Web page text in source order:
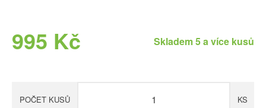
995 Kč Skladem 5 a více kusů
POČET KUSŮ KS